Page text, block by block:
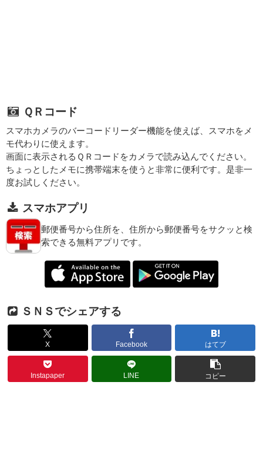
ＱＲコード
スマホカメラのバーコードリーダー機能を使えば、スマホをメ
モ代わりに使えます。
画面に表示されるＱＲコードをカメラで読み込んでください。
ちょっとしたメモに携帯端末を使うと非常に便利です。是非一
度お試しください。
スマホアプリ
郵便番号から住所を、住所から郵便番号をサクッと検
索できる無料アプリです。
ＳＮＳでシェアする
X Facebook はてブ
Instapaper LINE コピー